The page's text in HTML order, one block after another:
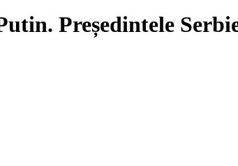
Președintele